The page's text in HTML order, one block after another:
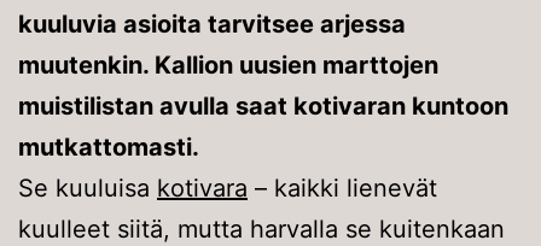
kuuluvia asioita tarvitsee arjessa
muutenkin. Kallion uusien marttojen
muistilistan avulla saat kotivaran kuntoon
mutkattomasti.
Se kuuluisa kotivara – kaikki lienevät
kuulleet siitä, mutta harvalla se kuitenkaan